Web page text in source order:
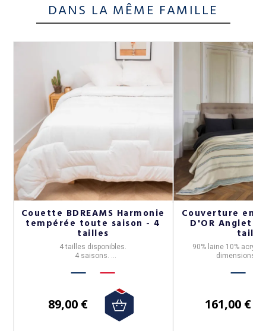
DANS LA MÊME FAMILLE
Couette BDREAMS Harmonie
tempérée toute saison - 4
tailles
4 tailles disponibles.
4 saisons.
89,00 €
Couverture en
D'OR Anglet -
90% laine 10%
dimensions, 3
161,00 €